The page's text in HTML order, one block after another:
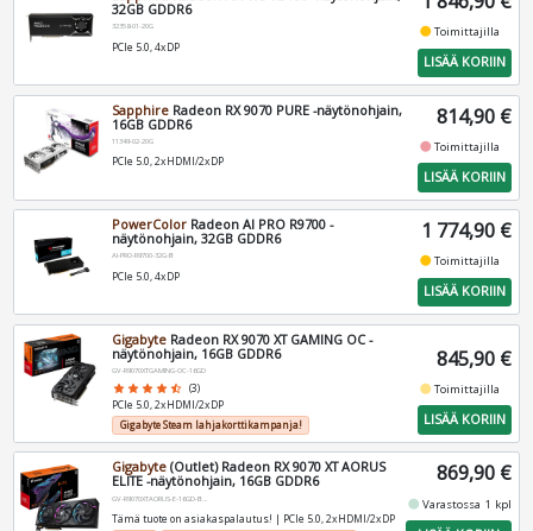
32GB GDDR6
32358-01-20G
PCIe 5.0, 4xDP
fiber_manual_recordToimittajilla
LISÄÄ KORIIN
Sapphire Radeon RX 9070 PURE -näytönohjain,
16GB GDDR6
11349-02-20G
PCIe 5.0, 2xHDMI/2xDP
814,90 €
fiber_manual_recordToimittajilla
LISÄÄ KORIIN
PowerColor Radeon AI PRO R9700 -
näytönohjain, 32GB GDDR6
AI-PRO-R9700-32G-B
PCIe 5.0, 4xDP
1 774,90 €
fiber_manual_recordToimittajilla
LISÄÄ KORIIN
Gigabyte Radeon RX 9070 XT GAMING OC -
näytönohjain, 16GB GDDR6
GV-R9070XTGAMING-OC-16GD
star star star star star_half (3)
PCIe 5.0, 2xHDMI/2xDP
Gigabyte Steam lahjakorttikampanja!
845,90 €
fiber_manual_recordToimittajilla
LISÄÄ KORIIN
Gigabyte (Outlet) Radeon RX 9070 XT AORUS
ELITE -näytönohjain, 16GB GDDR6
GV-R9070XTAORUS-E-16GD-BST1
Tämä tuote on asiakaspalautus! | PCIe 5.0, 2xHDMI/2xDP
869,90 €
fiber_manual_record Varastossa 1 kpl